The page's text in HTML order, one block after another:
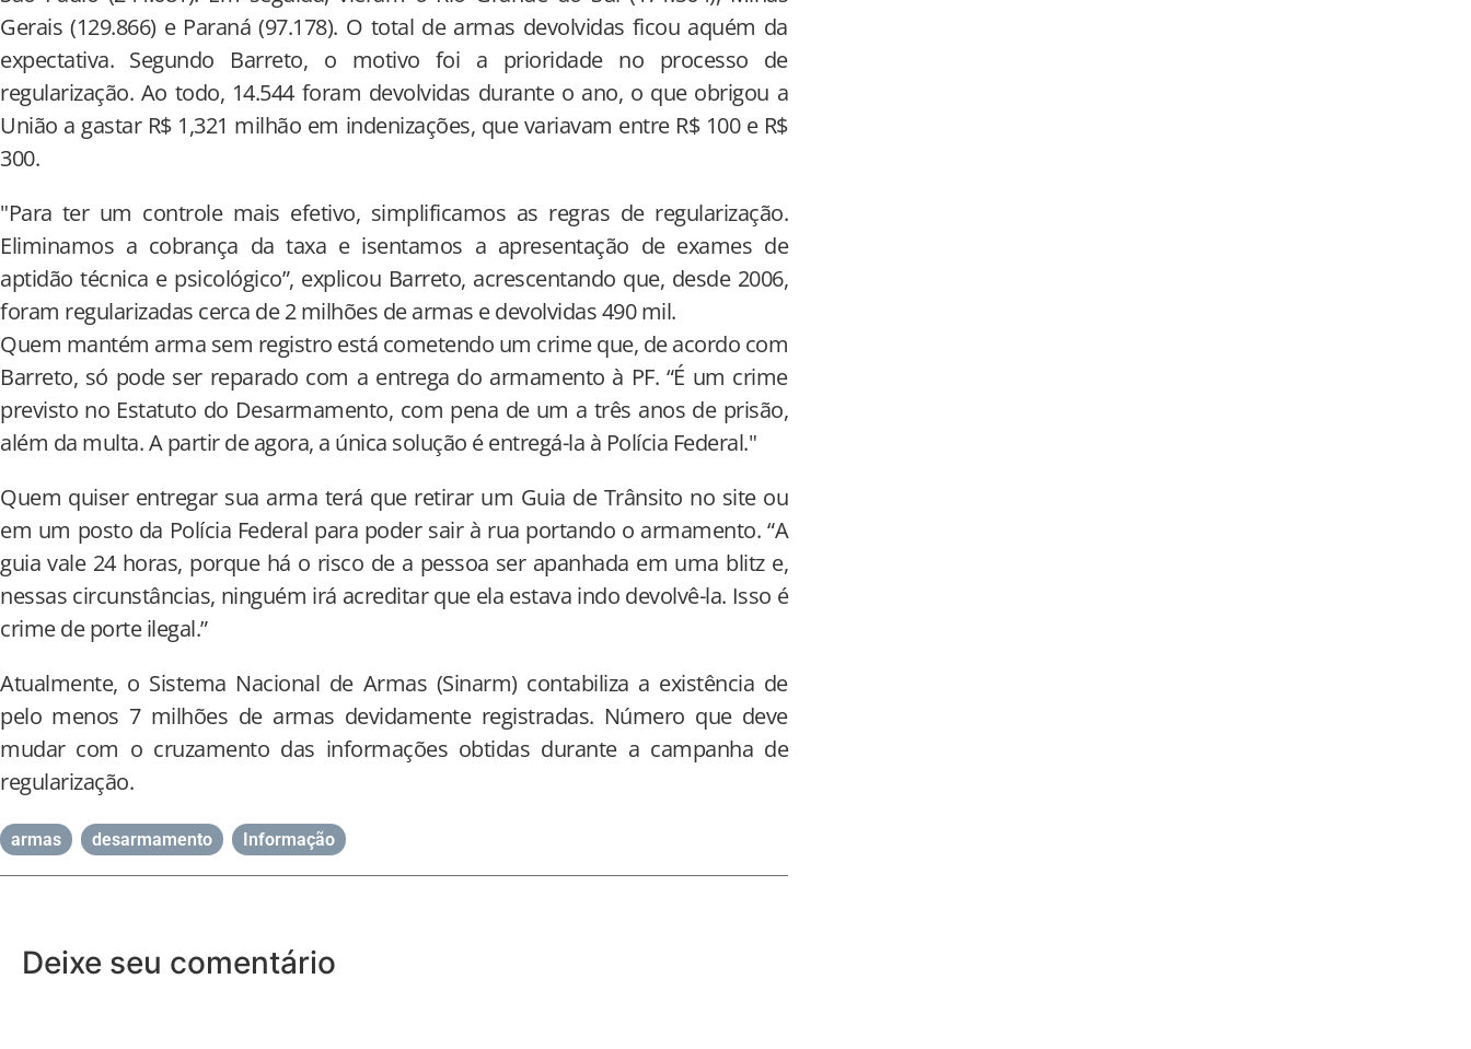
Gerais (129.866) e Paraná (97.178). O total de armas devolvidas ficou aquém da
expectativa. Segundo Barreto, o motivo foi a prioridade no processo de
regularização. Ao todo, 14.544 foram devolvidas durante o ano, o que obrigou a
União a gastar R$ 1,321 milhão em indenizações, que variavam entre R$ 100 e R$
300.
"Para ter um controle mais efetivo, simplificamos as regras de regularização.
Eliminamos a cobrança da taxa e isentamos a apresentação de exames de
aptidão técnica e psicológico”, explicou Barreto, acrescentando que, desde 2006,
foram regularizadas cerca de 2 milhões de armas e devolvidas 490 mil.
Quem mantém arma sem registro está cometendo um crime que, de acordo com
Barreto, só pode ser reparado com a entrega do armamento à PF. “É um crime
previsto no Estatuto do Desarmamento, com pena de um a três anos de prisão,
além da multa. A partir de agora, a única solução é entregá-la à Polícia Federal."
Quem quiser entregar sua arma terá que retirar um Guia de Trânsito no site ou
em um posto da Polícia Federal para poder sair à rua portando o armamento. “A
guia vale 24 horas, porque há o risco de a pessoa ser apanhada em uma blitz e,
nessas circunstâncias, ninguém irá acreditar que ela estava indo devolvê-la. Isso é
crime de porte ilegal.”
Atualmente, o Sistema Nacional de Armas (Sinarm) contabiliza a existência de
pelo menos 7 milhões de armas devidamente registradas. Número que deve
mudar com o cruzamento das informações obtidas durante a campanha de
regularização.
armas desarmamento Informação
Deixe seu comentário